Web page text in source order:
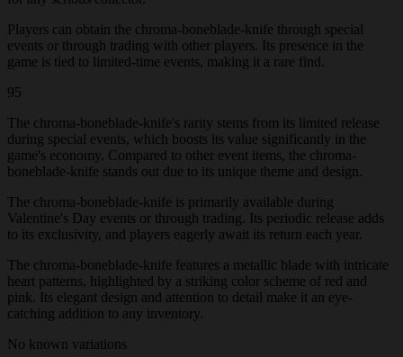
Players can obtain the chroma-boneblade-knife through special
events or through trading with other players. Its presence in the
game is tied to limited-time events, making it a rare find.
95
The chroma-boneblade-knife's rarity stems from its limited release
during special events, which boosts its value significantly in the
game's economy. Compared to other event items, the chroma-
boneblade-knife stands out due to its unique theme and design.
The chroma-boneblade-knife is primarily available during
Valentine's Day events or through trading. Its periodic release adds
to its exclusivity, and players eagerly await its return each year.
The chroma-boneblade-knife features a metallic blade with intricate
heart patterns, highlighted by a striking color scheme of red and
pink. Its elegant design and attention to detail make it an eye-
catching addition to any inventory.
No known variations